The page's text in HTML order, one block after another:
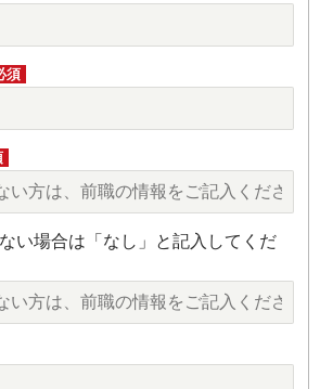
須
い場合は「なし」と記入してくだ